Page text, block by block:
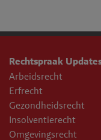
Rechtspraak
Arbeidsrecht
Erfrecht
Gezondheidsrecht
Insolventierecht
Omgevingsrecht